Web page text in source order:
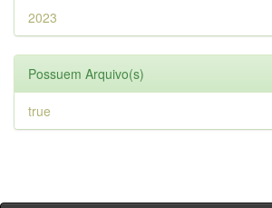
2023
Possuem Arquivo(s)
true